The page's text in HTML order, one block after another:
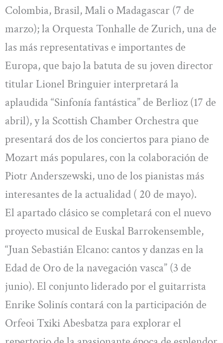
Colombia, Brasil, Mali o Madagascar (7 de
marzo); la Orquesta Tonhalle de Zurich, una de
las más representativas e importantes de
Europa, que bajo la batuta de su joven director
titular Lionel Bringuier interpretará la
aplaudida “Sinfonía fantástica” de Berlioz (17 de
abril), y la Scottish Chamber Orchestra que
presentará dos de los conciertos para piano de
Mozart más populares, con la colaboración de
Piotr Anderszewski, uno de los pianistas más
interesantes de la actualidad ( 20 de mayo).
El apartado clásico se completará con el nuevo
proyecto musical de Euskal Barrokensemble,
“Juan Sebastián Elcano: cantos y danzas en la
Edad de Oro de la navegación vasca” (3 de
junio). El conjunto liderado por el guitarrista
Enrike Solinís contará con la participación de
Orfeoi Txiki Abesbatza para explorar el